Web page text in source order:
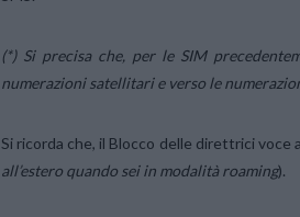
(*) Si precisa che, per le SIM
numerazioni satellitari e verso le
Si ricorda che, il Blocco delle direttrici voce
all’estero quando sei in modalità roaming).